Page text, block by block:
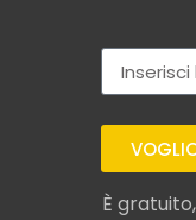
Zola
professionale di
certificati e
, tra cui
È